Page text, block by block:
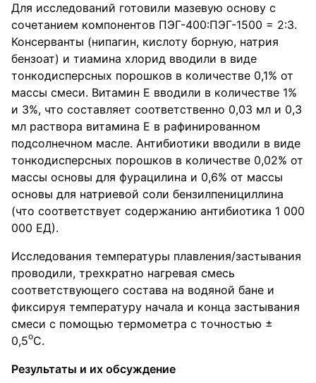
Для исследований готовили мазевую основу с
сочетанием компонентов ПЭГ-400:ПЭГ-1500 = 2:3.
Консерванты (нипагин, кислоту борную, натрия
бензоат) и тиамина хлорид вводили в виде
тонкодисперсных порошков в количестве 0,1% от
массы смеси. Витамин Е вводили в количестве 1%
и 3%, что составляет соответственно 0,03 мл и 0,3
мл раствора витамина Е в рафинированном
подсолнечном масле. Антибиотики вводили в виде
тонкодисперсных порошков в количестве 0,02% от
массы основы для фурацилина и 0,6% от массы
основы для натриевой соли бензилпенициллина
(что соответствует содержанию антибиотика 1 000
000 ЕД).
Исследования температуры плавления/застывания
проводили, трехкратно нагревая смесь
соответствующего состава на водяной бане и
фиксируя температуру начала и конца застывания
смеси с помощью термометра с точностью ±
0,5оС.
Результаты и их обсуждение